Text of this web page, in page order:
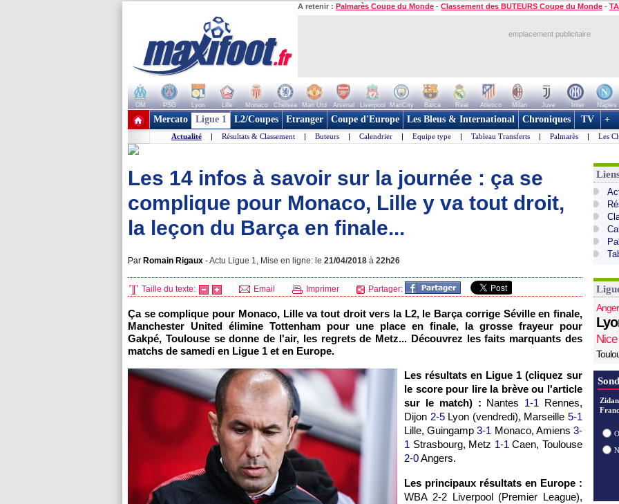
A retenir : Palmarès Coupe du Monde - Classement des BUTEURS Coupe du Monde -
emplacement publicitaire
OM PSG Lyon Lille Monaco Chelsea Man Utd Arsenal Liverpool ManCity Barca Real Atletico Milan Juve Inter Naples
+ de clubs
Mercato Ligue 1 L2/Coupes Etranger Coupe d'Europe Les Bleus & International Chroniques TV +
Actualité | Résultats & Classement | Buteurs | Calendrier | Equipe type | Tableau Transferts | Palmarès | Les
Les 14 infos à savoir sur la journée : ça se
complique pour Monaco, Lille y va tout droit,
la leçon du Barça en finale...
Par Romain Rigaux -Actu Ligue 1, Mise en ligne: le 21/04/2018 à 22h26
Taille du texte: Email Imprimer Partager:
Ça se complique pour Monaco, Lille va tout droit vers la L2, le Barça corrige Séville en finale,
Manchester United élimine Tottenham pour une place en finale, la grosse frayeur pour
Gakpé, Toulouse se donne de l'air, les regrets de Metz... Découvrez les faits marquants des
matchs de samedi en Ligue 1 et en Europe.
Les résultats en Ligue 1 (cliquez sur
le score pour lire la brève ou l'article
sur le match) : Nantes 1-1 Rennes,
Dijon 2-5Lyon (vendredi), Marseille5-1
Lille, Guingamp3-1 Monaco, Amiens3-
1 Strasbourg, Metz 1-1 Caen, Toulouse
2-0Angers.
Les principaux résultats en Europe :
WBA 2-2 Liverpool (Premier League),
Nice